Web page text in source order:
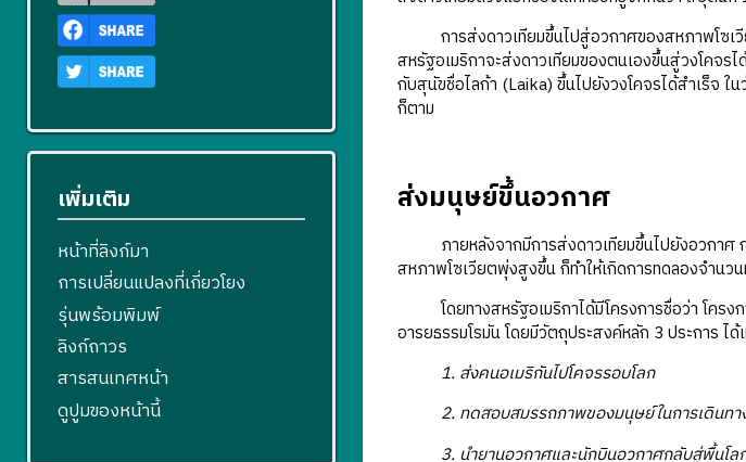
การส่งดาวเทียมขึ้นไปสู่อวกาศของสหภาพโซเวีย
สหรัฐอเมริกาจะส่งดาวเทียมของตนเองขึ้นสู่วงโคจ
กับสุนัขชื่อไลก้า (Laika) ขึ้นไปยังวงโคจรได้สำเร็จ
ก็ตาม
ส่งมนุษย์ขึ้นอวกาศ
ภายหลังจากมีการส่งดาวเทียมขึ้นไปยังอวกา
สหภาพโซเวียตพุ่งสูงขึ้น ก็ทำให้เกิดการทดลองจำน
โดยทางสหรัฐอเมริกาได้มีโครงการชื่อว่า โครง
อารยธรรมโรมัน โดยมีวัตถุประสงค์หลัก 3 ประการ ได้
1. ส่งคนอเมริกันไปโคจรรอบโลก
2. ทดสอบสมรรถภาพของมนุษย์ในการเดินทา
3. นำยานอวกาศและนักบินอวกาศกลับสู่พื้นโล
เพิ่มเติม
หน้าที่ลิงก์มา
การเปลี่ยนแปลงที่เกี่ยวโยง
รุ่นพร้อมพิมพ์
ลิงก์ถาวร
สารสนเทศหน้า
ดูปูมของหน้านี้